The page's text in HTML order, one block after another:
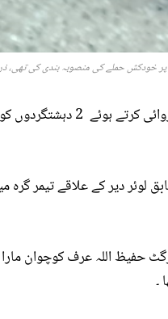
خودکش حملے کی منصوبہ بندی کی تھی،
سکیورٹی فورسز نے تیمر گرہ میں
لوئر دیر کے علاقے تیمر
حفیظ اللہ عرف کوچوان
۔